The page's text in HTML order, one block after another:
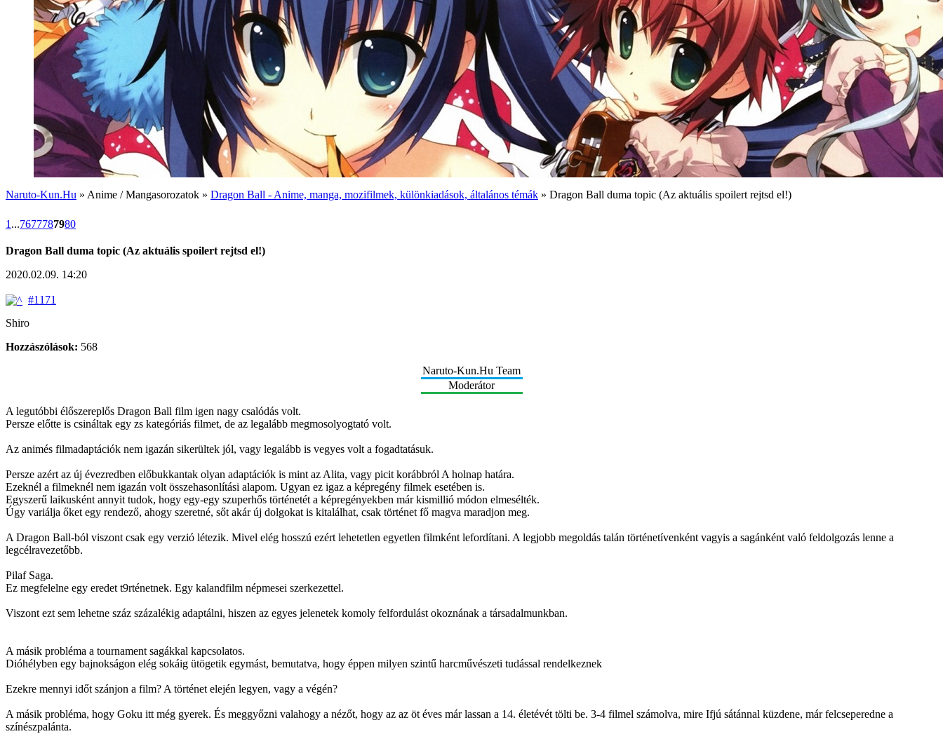
Naruto-Kun.Hu » Anime / Mangasorozatok » Dragon Ball - Anime, manga, mozifilmek, különkiadások, általános témák » Dragon Ball duma topic (Az aktuális spoilert rejtsd el!)
1 ...7677787980
Dragon Ball duma topic (Az aktuális spoilert rejtsd el!)
2020.02.09. 14:20
#1171
Shiro
Hozzászólások: 568
Naruto-Kun.Hu Team
Moderátor
A legutóbbi élőszereplős Dragon Ball film igen nagy csalódás volt.
Persze előtte is csináltak egy zs kategóriás filmet, de az legalább megmosolyogtató volt.
Az animés filmadaptációk nem igazán sikerültek jól, vagy legalább is vegyes volt a fogadtatásuk.
Persze azért az új évezredben előbukkantak olyan adaptációk is mint az Alita, vagy picit korábbról A holnap határa.
Ezeknél a filmeknél nem igazán volt összehasonlítási alapom. Ugyan ez igaz a képregény filmek esetében is.
Egyszerű laikusként annyit tudok, hogy egy-egy szuperhős történetét a képregényekben már kismillió módon elmesélték.
Úgy variálja őket egy rendező, ahogy szeretné, sőt akár új dolgokat is kitalálhat, csak történet fő magva maradjon meg.
A Dragon Ball-ból viszont csak egy verzió létezik. Mivel elég hosszú ezért lehetetlen egyetlen filmként lefordítani. A legjobb megoldás talán történetívenként vagyis a sagánként való feldolgozás lenne a
legcélravezetőbb.
Pilaf Saga.
Ez megfelelne egy eredet t9rténetnek. Egy kalandfilm népmesei szerkezettel.
Viszont ezt sem lehetne száz százalékig adaptálni, hiszen az egyes jelenetek komoly felfordulást okoznának a társadalmunkban.
A másik probléma a tournament sagákkal kapcsolatos.
Dióhélyben egy bajnokságon elég sokáig ütögetik egymást, bemutatva, hogy éppen milyen szintű harcművészeti tudással rendelkeznek
Ezekre mennyi időt szánjon a film? A történet elején legyen, vagy a végén?
A másik probléma, hogy Goku itt még gyerek. És meggyőzni valahogy a nézőt, hogy az az öt éves már lassan a 14. életévét tölti be. 3-4 filmel számolva, mire Ifjú sátánnal küzdene, már felcseperedne a
színészpalánta.